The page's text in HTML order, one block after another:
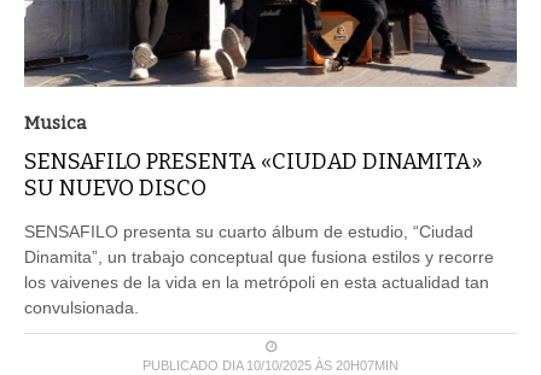
Musica
SENSAFILO PRESENTA «CIUDAD DINAMITA»
SU NUEVO DISCO
SENSAFILO presenta su cuarto álbum de estudio, “Ciudad
Dinamita”, un trabajo conceptual que fusiona estilos y recorre
los vaivenes de la vida en la metrópoli en esta actualidad tan
convulsionada.
PUBLICADO DIA 10/10/2025 ÀS 20H07MIN